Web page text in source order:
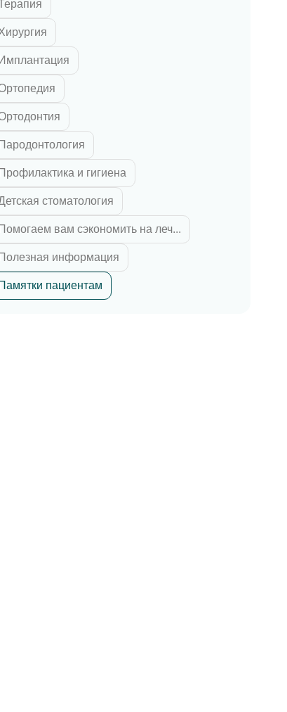
Имплантация
Пародонтология
Профилактика и гигиена
стоматология
Помогаем вам сэкономить на леч...
Полезная информация
Памятки пациентам